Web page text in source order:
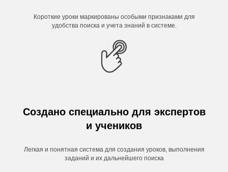
Короткие уроки маркированы особыми признаками для
удобства поиска и учета знаний в системе.
Создано специально для экспертов
и учеников
Легкая и понятная система для создания уроков, выполнения
заданий и их дальнейшего поиска